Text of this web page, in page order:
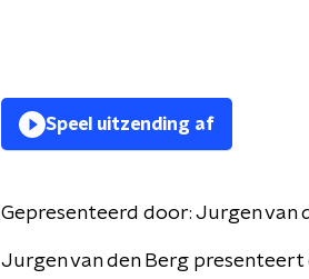
Speel uitzending af
Gepresenteerd door: Jurgen van
Jurgen van den Berg